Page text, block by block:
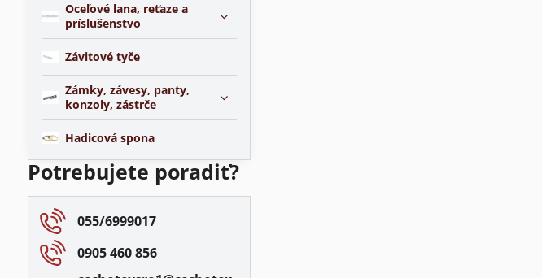
Oceľové lana, reťaze a
príslušenstvo
Závitové tyče
Zámky, závesy, panty,
konzoly, zástrče
Hadicová spona
Potrebujete poradiť?
055/6999017
0905 460 856